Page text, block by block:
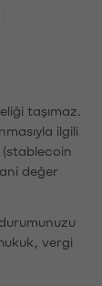
taşımaz.
ilgili
(stablecoin
değer
vergi